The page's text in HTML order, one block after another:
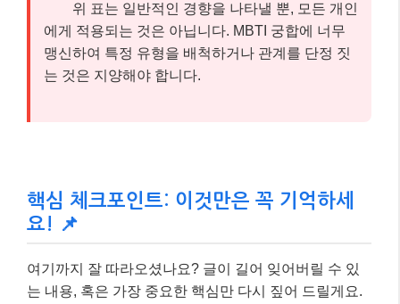
위 표는 일반적인 경향을 나타낼 뿐, 모든 개인
에게 적용되는 것은 아닙니다. MBTI 궁합에 너무
맹신하여 특정 유형을 배척하거나 관계를 단정 짓
는 것은 지양해야 합니다.
핵심 체크포인트: 이것만은 꼭 기억하세
요! 📌
여기까지 잘 따라오셨나요? 글이 길어 잊어버릴 수 있
는 내용, 혹은 가장 중요한 핵심만 다시 짚어 드릴게요.